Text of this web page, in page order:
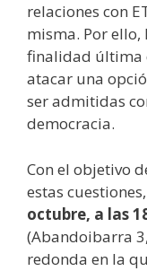
relaciones con
misma. Por
finalidad última
atacar una
ser admitidas
democracia.
Con el objetivo
estas
octubre, a las
(Abandoibarra
redonda en la